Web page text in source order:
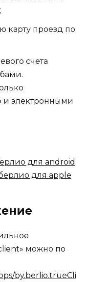
карту проезд по
счета
и электронными
можно по
by.berlio.trueCli